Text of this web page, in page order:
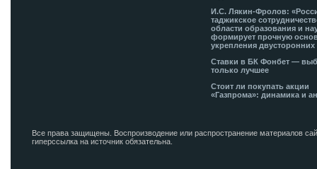
И.С. Лякин-Фролов:
таджикское
области образования и
формирует прочную
укрепления двусторонних
Ставки в БК Фонбет —
только лучшее
Стоит ли покупать акции
«Газпрома»: динамика и
Все права защищены. Воспроизводение или распространение материалов
гиперссылка на источник обязательна.